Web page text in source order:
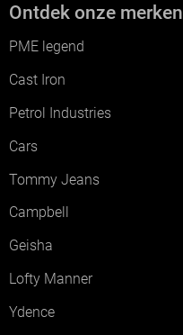
Ontdek onze merken
PME legend
Cast Iron
Petrol Industries
Cars
Tommy Jeans
Campbell
Geisha
Lofty Manner
Ydence